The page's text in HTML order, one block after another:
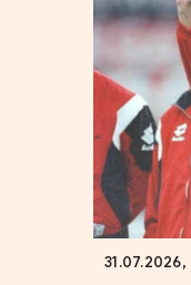
31.07.2026,